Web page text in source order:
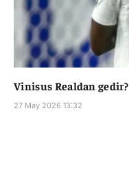
Vinisus Realdan gedir?
27 May 2026 13:32